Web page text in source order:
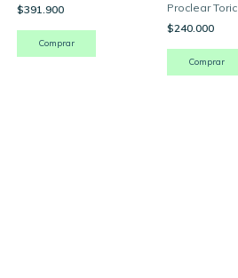
$391.900
Comprar
Proclear Toric
$240.000